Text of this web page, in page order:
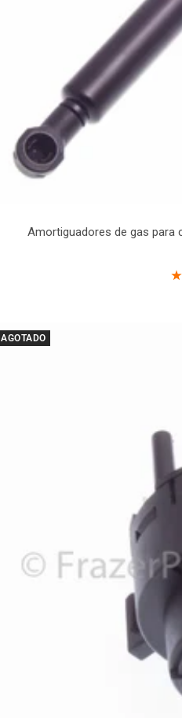
Amortiguadores de gas para
AGOTADO